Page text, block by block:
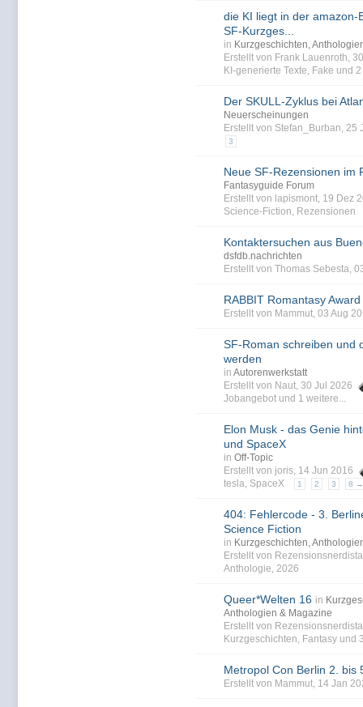
die KI liegt in der amazon-
SF-Kurzges...
in Kurzgeschichten,
Erstellt von Frank Lauenroth,
KI-generierte Texte, Fake und
Der SKULL-Zyklus bei
Neuerscheinungen
Erstellt von Stefan_Burban, 25
3
Neue SF-Rezensionen im
Fantasyguide Forum
Erstellt von lapismont, 19 Dez
Science-Fiction, Rezensionen
Kontaktersuchen aus
dsfdb.nachrichten
Erstellt von Thomas Sebesta,
RABBIT Romantasy Award
Erstellt von Mammut, 03 Aug
SF-Roman schreiben und
werden
in Autorenwerkstatt
Erstellt von Naut, 30 Jul 2026
Jobangebot und 1 weitere...
Elon Musk - das Genie
und SpaceX
in Off-Topic
Erstellt von joris, 14 Jun 2016
tesla, SpaceX 1 2 3 8 →
404: Fehlercode - 3.
Science Fiction
in Kurzgeschichten,
Erstellt von
Anthologie, 2026
Queer*Welten 16 in
Anthologien & Magazine
Erstellt von
Kurzgeschichten, Fantasy und
Metropol Con Berlin 2. bis
Erstellt von Mammut, 14 Jan